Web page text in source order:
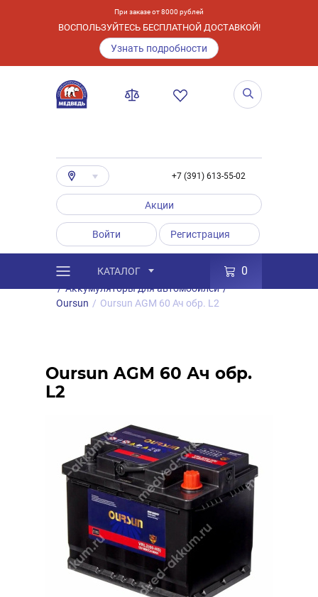
При заказе от 8000 рублей
ВОСПОЛЬЗУЙТЕСЬ БЕСПЛАТНОЙ ДОСТАВКОЙ!
Узнать подробности
+7 (391) 613-55-02
Акции
Войти Регистрация
КАТАЛОГ 0
Каталог / Товары
Аккумуляторы
/ Аккумуляторы для автомобилей /
Oursun / Oursun AGM 60 Ач обр. L2
Oursun AGM 60 Ач обр.
L2